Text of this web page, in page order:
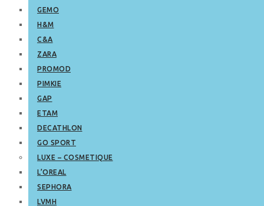
GEMO
H&M
C&A
ZARA
PROMOD
PIMKIE
GAP
ETAM
DECATHLON
GO SPORT
LUXE – COSMETIQUE
L’OREAL
SEPHORA
LVMH